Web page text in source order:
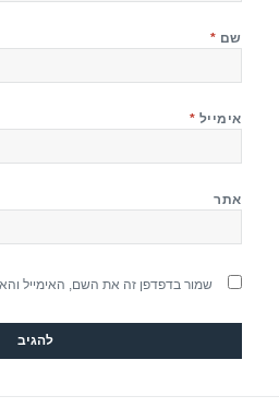
שם *
אימייל *
אתר
שמור בדפדפן זה את השם, האימייל